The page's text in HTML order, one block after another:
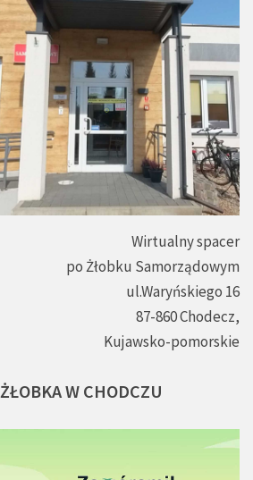
Wirtualny spacer
po Żłobku Samorządowym
ul.Waryńskiego 16
87-860 Chodecz,
Kujawsko-pomorskie
ŻŁOBKAW CHODCZU